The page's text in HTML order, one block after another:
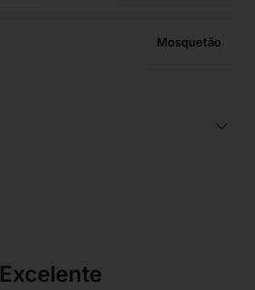
Mosquetão
Excelente